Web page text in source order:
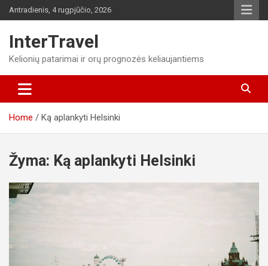
Skip
to
Antradienis, 4 rugpjūčio, 2026
InterTravel
Kelionių patarimai ir orų prognozės keliaujantiems
Home Ką aplankyti Helsinki
Žyma: Ką aplankyti Helsinki